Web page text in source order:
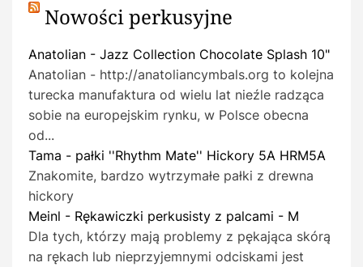
Nowości perkusyjne
Anatolian - Jazz Collection Chocolate Splash 10"
Anatolian - http://anatoliancymbals.org to kolejna
turecka manufaktura od wielu lat nieźle radząca
sobie na europejskim rynku, w Polsce obecna
od...
Tama - pałki ''Rhythm Mate'' Hickory 5A HRM5A
Znakomite, bardzo wytrzymałe pałki z drewna
hickory
Meinl - Rękawiczki perkusisty z palcami - M
Dla tych, którzy mają problemy z pękająca skórą
na rękach lub nieprzyjemnymi odciskami jest